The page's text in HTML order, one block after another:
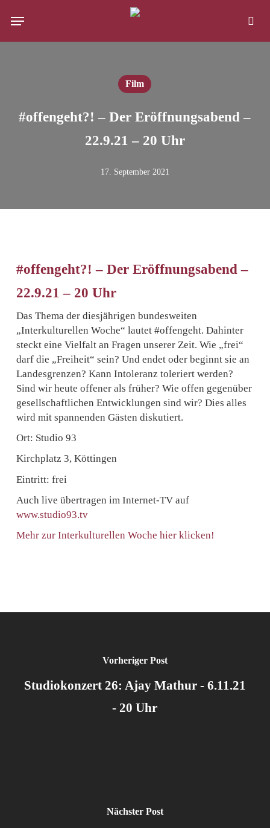
Menu
Film
#offengeht?! – Der Eröffnungsabend –
22.9.21 – 20 Uhr
17. September 2021
#offengeht?! – Der Eröffnungsabend –
22.9.21 – 20 Uhr
Das Thema der diesjährigen bundesweiten
„Interkulturellen Woche“ lautet #offengeht. Dahinter
steckt eine Vielfalt an Fragen unserer Zeit. Wie „frei“
darf die „Freiheit“ sein? Und endet oder beginnt sie an
Landesgrenzen? Kann Intoleranz toleriert werden?
Sind wir heute offener als früher? Wie offen gegenüber
gesellschaftlichen Entwicklungen sind wir? Dies alles
wird mit spannenden Gästen diskutiert.
Ort: Studio 93
Kirchplatz 3, Köttingen
Eintritt: frei
Auch live übertragen im Internet-TV auf
www.studio93.tv
Mehr zur Interkulturellen Woche hier klicken!
Vorheriger Post
Studiokonzert 26: Ajay Mathur - 6.11.21
- 20 Uhr
Nächster Post